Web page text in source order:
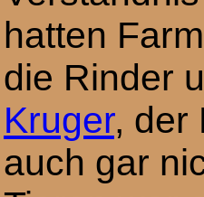
hatten
die Rinder
Kruger, der
auch gar